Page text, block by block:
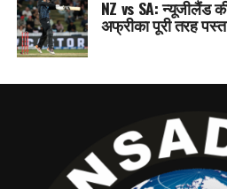
NZ vs SA: न्यूजीलैंड
अफ्रीका पूरी तरह पस्त